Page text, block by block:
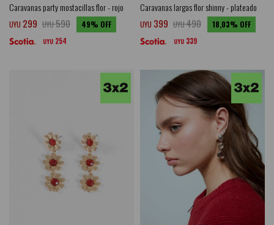
Caravanas party mostacillas flor - rojo
UYU 299 UYU590 49
UYU 254
Caravanas largas flor shinny - plateado
UYU 399 UYU490 18,03
UYU 339